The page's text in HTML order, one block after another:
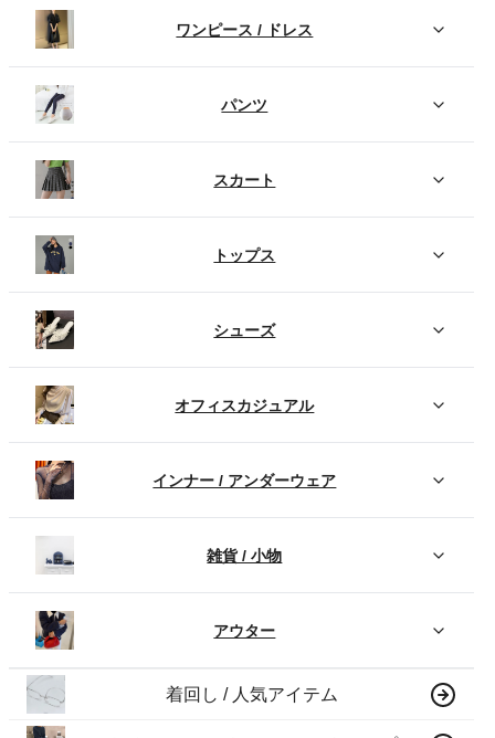
ワンピース / ドレス
パンツ
スカート
トップス
シューズ
オフィスカジュアル
インナー / アンダーウェア
雑貨 / 小物
アウター
着回し / 人気アイテム